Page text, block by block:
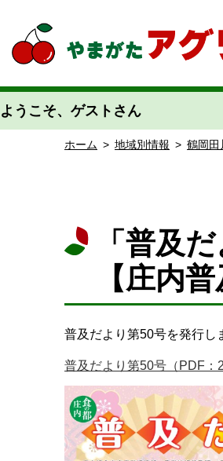
ようこそ、ゲストさん
ホーム > 地域別情報 > 鶴岡田
「普及
【庄内普
普及だより第50号を発行し
普及だより第50号（PDF：